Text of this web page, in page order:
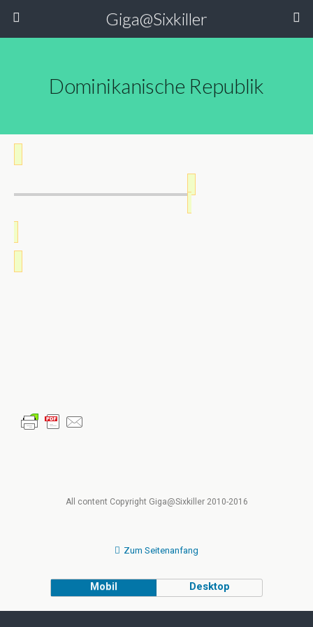
Giga@Sixkiller
Dominikanische Republik
All content Copyright Giga@Sixkiller 2010-2016
Zum Seitenanfang
Mobil Desktop